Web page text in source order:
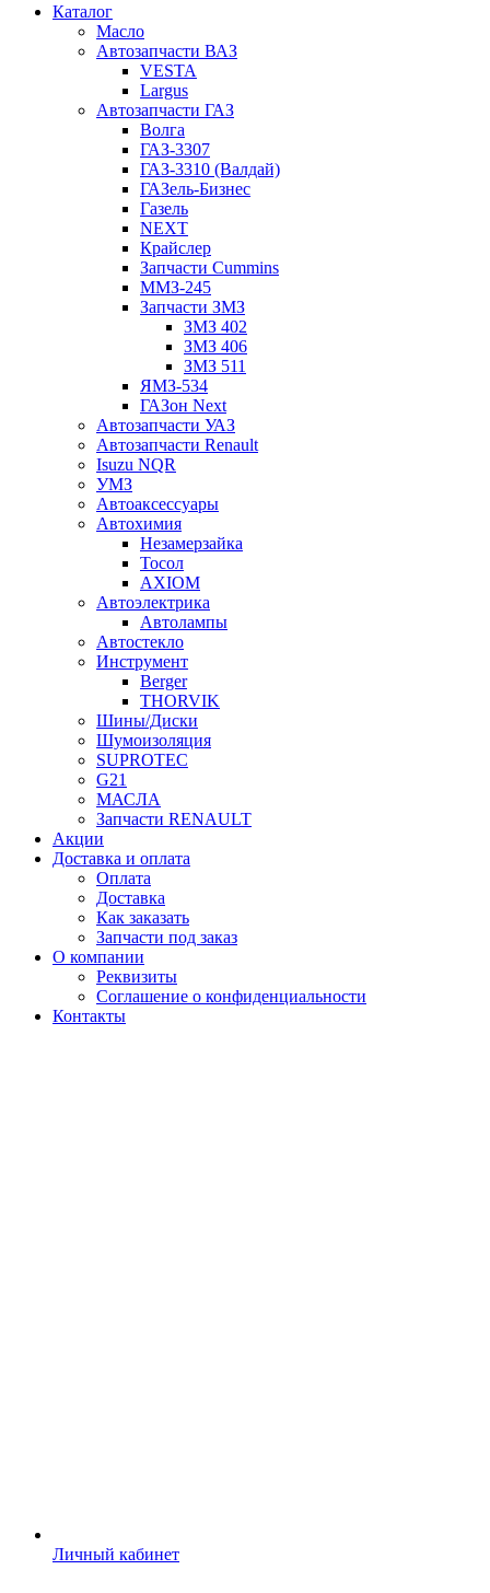
Каталог
Масло
Автозапчасти ВАЗ
VESTA
Largus
Автозапчасти ГАЗ
Волга
ГАЗ-3307
ГАЗ-3310 (Валдай)
ГАЗель-Бизнес
Газель
NEXT
Крайслер
Запчасти Cummins
ММЗ-245
Запчасти ЗМЗ
ЗМЗ 402
ЗМЗ 406
ЗМЗ 511
ЯМЗ-534
ГАЗон Next
Автозапчасти УАЗ
Автозапчасти Renault
Isuzu NQR
УМЗ
Автоаксессуары
Автохимия
Незамерзайка
Тосол
AXIOM
Автоэлектрика
Автолампы
Автостекло
Инструмент
Berger
THORVIK
Шины/Диски
Шумоизоляция
SUPROTEC
G21
МАСЛА
Запчасти RENAULT
Акции
Доставка и оплата
Оплата
Доставка
Как заказать
Запчасти под заказ
О компании
Реквизиты
Соглашение о конфиденциальности
Контакты
Личный кабинет